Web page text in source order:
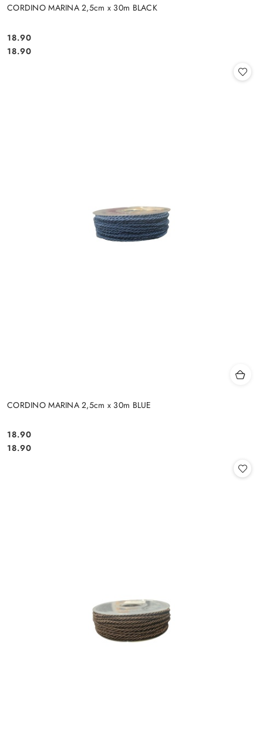
CORDINO MARINA 2,5cm x 30m BLACK
Cena:
18.90
Cena:
18.90
CORDINO MARINA 2,5cm x 30m BLUE
Cena:
18.90
Cena:
18.90